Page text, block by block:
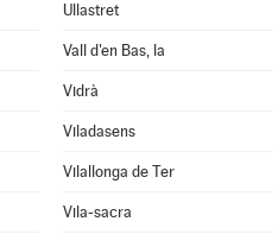
Ullastret
Vall d'en Bas, la
Vidrà
Viladasens
Vilallonga de Ter
Vila-sacra